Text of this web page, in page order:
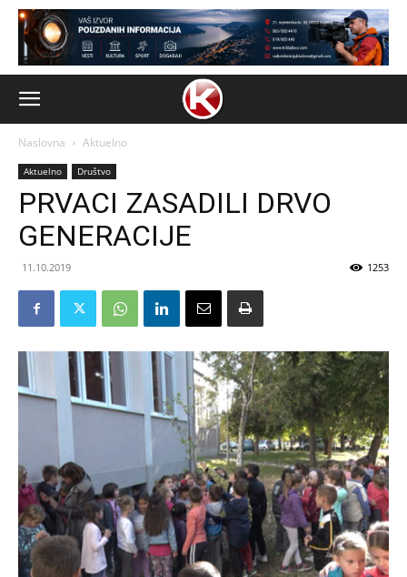
Naslovna Aktuelno
Aktuelno Društvo
PRVACI ZASADILI DRVO
GENERACIJE
11.10.2019 1253